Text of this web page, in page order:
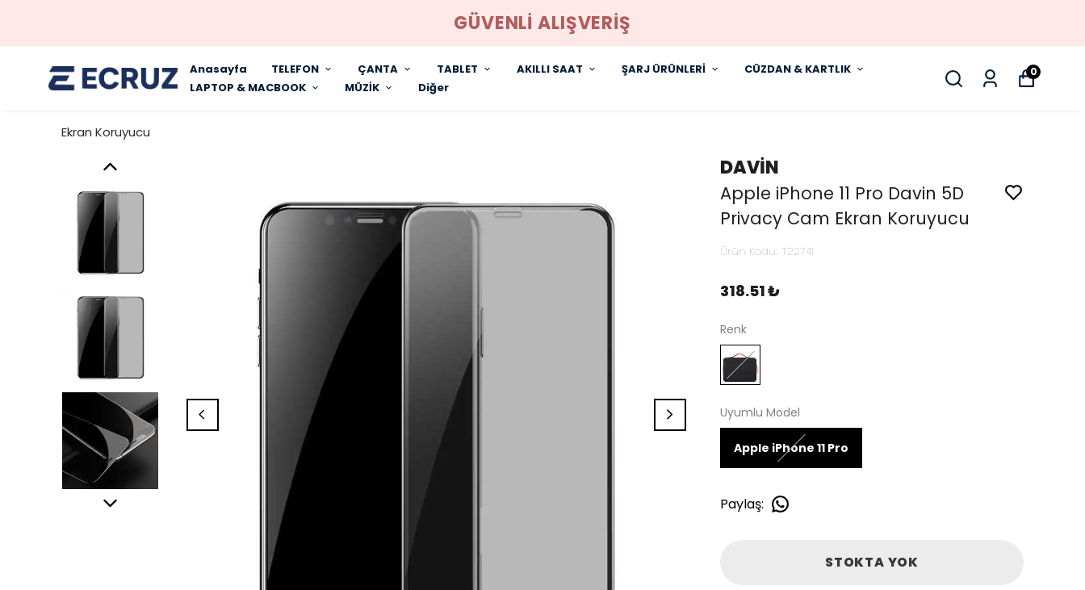
GÜVENLİ ALIŞVERİŞ
Anasayfa TELEFON ÇANTA TABLET AKILLI SAAT ŞARJ ÜRÜNLERİ
CÜZDAN & KARTLIK
LAPTOP & MACBOOK
MÜZİK Diğer
0
Ekran Koruyucu
DAVİN
Apple iPhone 11 Pro Davin 5D
Privacy Cam Ekran Koruyucu
Ürün Kodu: T22741
318.51 ₺
Renk
Uyumlu Model
Apple iPhone 11 Pro
Paylaş:
STOKTA YOK